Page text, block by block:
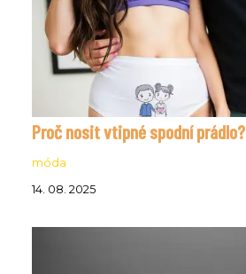
Proč nosit vtipné spodní prádlo?
móda
14. 08. 2025